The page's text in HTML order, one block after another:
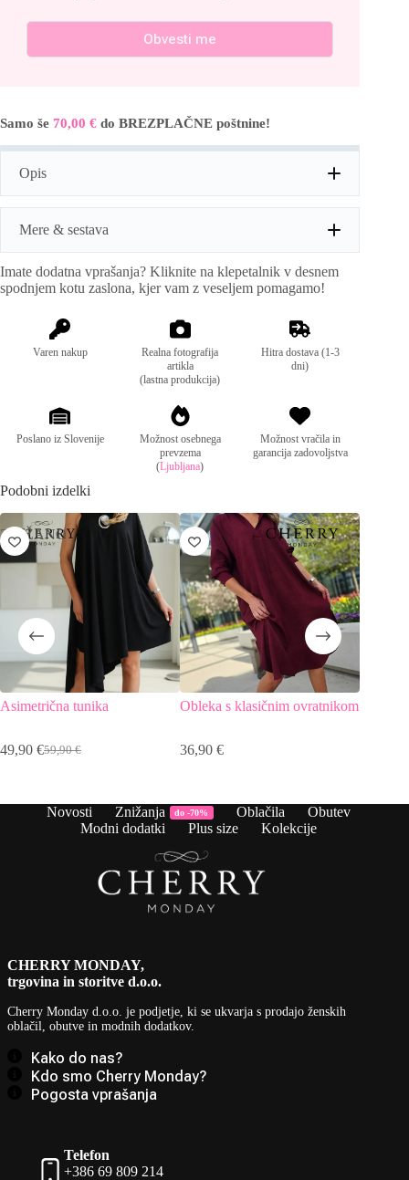
Samo še 70,00 € do BREZPLAČNE poštnine!
Opis
Mere & sestava
Mere:unisize (obseg prsi: 110cm; dolžina: 85cm) Mere
lahko odstopajo do 2cm.
Sestava:100% bombaž
Imate dodatna vprašanja? Kliknite na klepetalnik v desnem
spodnjem kotu zaslona, kjer vam z veseljem pomagamo!
Varen nakup
Realna fotografija
artikla
(lastna produkcija)
Hitra dostava (1-3
dni)
Poslano iz Slovenije
Možnost osebnega
prevzema
(Ljubljana)
Možnost vračila in
garancija zadovoljstva
Podobni izdelki
ZNIŽANO
Asimetrična tunika
59,90€
Izvirna
bila:
59,90 €.
49,90 €Trenutna
49,90 €.
Obleka s klasičnim ovratnikom
36,90€
Novosti Znižanja do -70% Oblačila
Obutev
Modni dodatki
Plus size Kolekcije
CHERRY MONDAY,
trgovina in storitve d.o.o.
Cherry Monday d.o.o. je podjetje, ki se ukvarja s prodajo ženskih
oblačil, obutve in modnih dodatkov.
Kako do nas?
Kdo smo Cherry Monday?
Pogosta vprašanja
Telefon
+386 69 809 214